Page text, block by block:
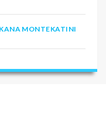
MONTEKATINI